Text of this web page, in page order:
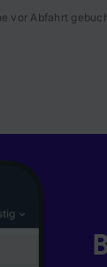
Abfahrt